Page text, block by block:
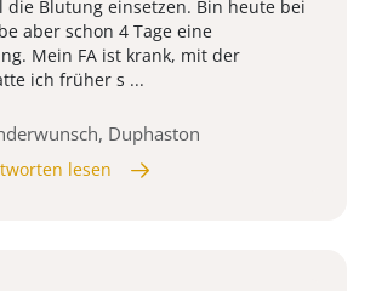
die Blutung einsetzen. Bin heute bei
aber schon 4 Tage eine
Mein FA ist krank, mit der
ich früher s ...
Duphaston
lesen